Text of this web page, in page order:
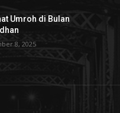
Umroh di Bulan
8, 2025